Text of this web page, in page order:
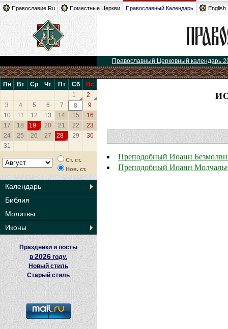
Православие.Ru Поместные Церкви Православный Календарь English
Православный Церковный календарь
Пн Вт Ср Чт Пт Сб
Вс
1
2
3
4 5 6 7 8
9
10
11 12 13 14 15
16
17
18 19 20 21 22
23
24
25 26 27 28 29
30
31
Ст. ст.
Нов. ст.
Календарь
Библия
Молитвы
Иконы
Праздники и посты
в2026 году.
Новый стиль
Старый стиль
Преподобный Иоанн
Преподобный Иоанн